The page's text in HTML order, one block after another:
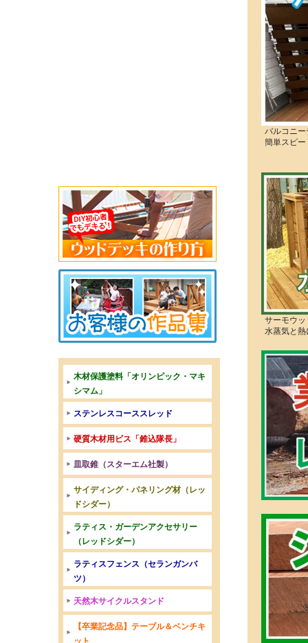
バルコニ
簡単スピ
サーモウ
水蒸気と
木材保護塗料「オリンピック・マキ
シマム」
ステンレスコーススレッド
硬質木材用ビス「錐込隊長」
皿取錐（スターエム社製）
サイディング・パネリング材（レッ
ドシダー）
ラティス・ガーデンアクセサリー
（レッドシダー）
ラティスフェンス（セランガンバ
ツ）
天然木サイクルスタンド
【卒業記念品】テーブル＆ベンチキ
ット